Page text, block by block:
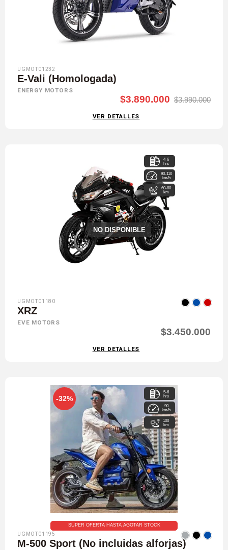
UGMOT01232
E-Vali (Homologada)
ENERGY MOTORS
$3.890.000 $3.990.000
VER DETALLES
NO DISPONIBLE
4-6
hrs
90-110
km/h
60-80
km
UGMOT01180
XRZ
EVE MOTORS
$3.450.000
VER DETALLES
-32%
5-6
hrs
90
km/h
100
km
SUPER OFERTA HASTA AGOTAR STOCK
UGMOT01195
M-500 Sport (No incluidas alforjas)